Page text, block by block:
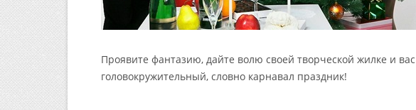
Проявите фантазию, дайте волю своей творческой жилке и
головокружительный, словно карнавал праздник!